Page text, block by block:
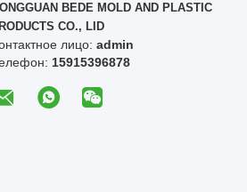
BEDE MOLD AND PLASTIC
CO., LID
лицо: admin
15915396878